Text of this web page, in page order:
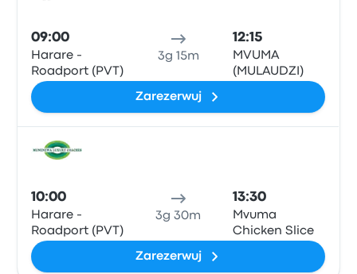
09:00
Harare -
Roadport (PVT)
3g 15m
12:15
MVUMA
(MULAUDZI)
Zarezerwuj
10:00
Harare -
Roadport (PVT)
3g 30m
13:30
Mvuma
Chicken Slice
Zarezerwuj